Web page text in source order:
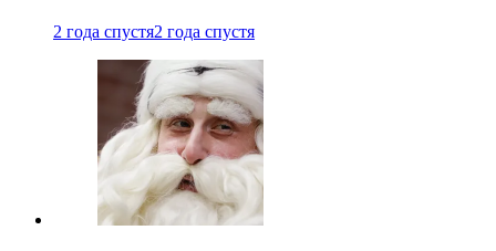
2 года спустя2 года спустя